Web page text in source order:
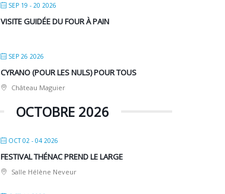
SEP 19 - 20 2026
VISITE GUIDÉE DU FOUR À PAIN
SEP 26 2026
CYRANO (POUR LES NULS) POUR TOUS
Château Maguier
OCTOBRE 2026
OCT 02 - 04 2026
FESTIVAL THÉNAC PREND LE LARGE
Salle Hélène Neveur